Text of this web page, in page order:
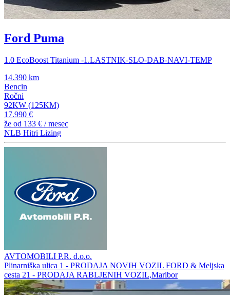
Ford Puma
1.0 EcoBoost Titanium -1.LASTNIK-SLO-DAB-NAVI-TEMP
14.390 km
Bencin
Ročni
92KW (125KM)
17.990 €
že od 133 € / mesec
NLB Hitri Lizing
AVTOMOBILI P.R. d.o.o.
Plinarniška ulica 1 - PRODAJA NOVIH VOZIL FORD & Meljska
cesta 21 - PRODAJA RABLJENIH VOZIL,Maribor